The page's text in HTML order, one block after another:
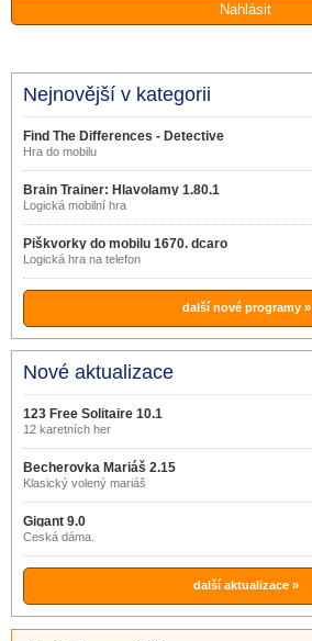
Nejnovější v kategorii
Find The Differences - Detective
1.5.2
Hra do mobilu
Brain Trainer: Hlavolamy 1.80.1
Logická mobilní hra
Piškvorky do mobilu 1670. dcaro
Logická hra na telefon
další nové programy »
Nové aktualizace
123 Free Solitaire 10.1
12 karetních her
Becherovka Mariáš 2.15
Klasický volený mariáš
Gigant 9.0
Česká dáma.
další aktualizace »